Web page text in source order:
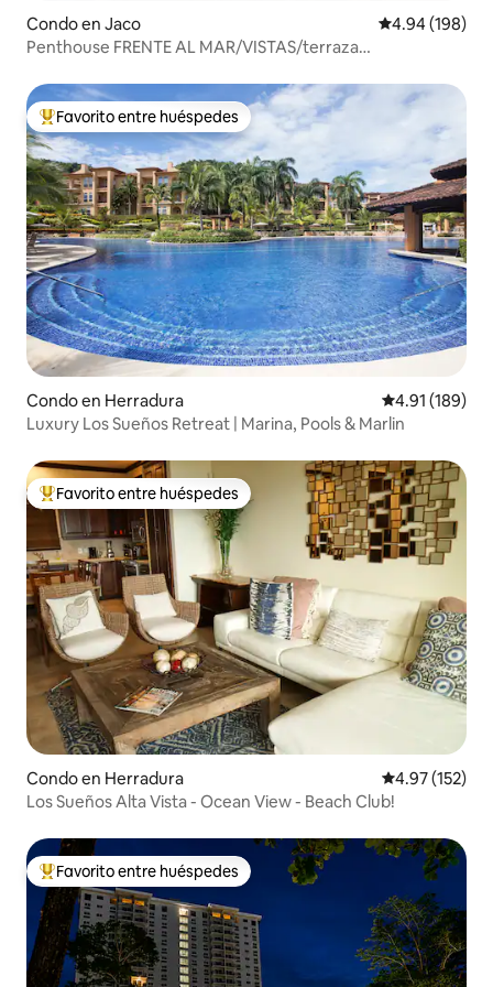
Condo en Jaco Calificación
4.94 (198)
Penthouse FRENTE AL MAR/VISTAS/terraza
Favorito entre huéspedes preferido
Favorito entre huéspedes
Condo en Herradura Calificación
4.91 (189)
Luxury Los Sueños Retreat | Marina, Pools & Marlin
Favorito entre huéspedes preferido
Favorito entre huéspedes
Condo en Herradura Calificación
4.97 (152)
Los Sueños Alta Vista - Ocean View - Beach Club!
Favorito entre huéspedes preferido
Favorito entre huéspedes